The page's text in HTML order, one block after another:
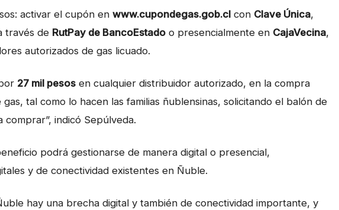
activar el cupón en www.cupondegas.gob.cl con Clave Única,
través de RutPay de BancoEstado o presencialmente en CajaVecina,
autorizados de gas licuado.
27 mil pesos en cualquier distribuidor autorizado, en la compra
tal como lo hacen las familias ñublensinas, solicitando el balón de
comprar”, indicó Sepúlveda.
podrá gestionarse de manera digital o presencial,
y de conectividad existentes en Ñuble.
hay una brecha digital y también de conectividad importante, y